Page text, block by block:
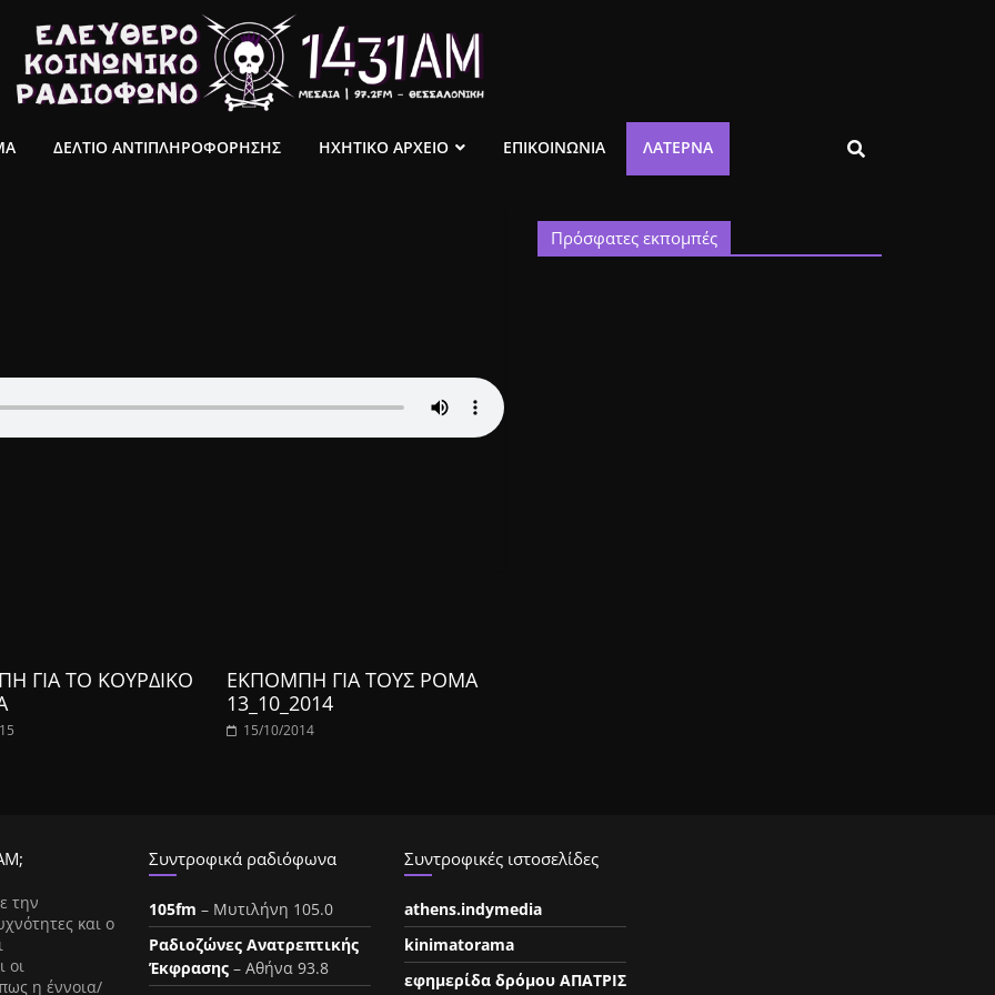
ΔΕΛΤΙΟ ΑΝΤΙΠΛΗΡΟΦΟΡΗΣΗΣ ΗΧΗΤΙΚΟ ΑΡΧΕΙΟ ΕΠΙΚΟΙΝΩΝΙΑ ΛΑΤΈΡΝΑ
ΓΙΑ ΤΟ ΚΟΥΡΔΙΚΟ
ΕΚΠΟΜΠΗ ΓΙΑ ΤΟΥΣ ΡΟΜΑ
13_10_2014
15/10/2014
Πρόσφατες εκπομπές
την
και ο
οι
η έννοια/
Συντροφικά ραδιόφωνα
105fm – Μυτιλήνη 105.0
Ραδιοζώνες Ανατρεπτικής
Έκφρασης – Αθήνα 93.8
Συντροφικές ιστοσελίδες
athens.indymedia
kinimatorama
εφημερίδα δρόμου ΑΠΑΤΡΙΣ